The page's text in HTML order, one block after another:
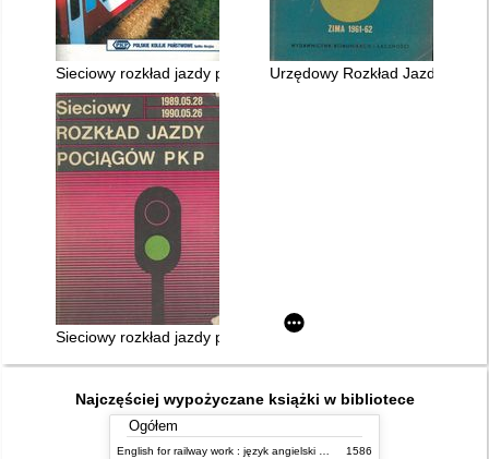
Sieciowy rozkład jazdy pociągów ważny 10.VI.2001 -
Urzędowy Rozkład Jazdy
Sieciowy rozkład jazdy pociągów PKP ważny 28.V.1989 -
Najczęściej wypożyczane książki w bibliotece
Ogółem
English for railway work : język angielski dla kolejarzy - podręcznik dla początkujących
1586